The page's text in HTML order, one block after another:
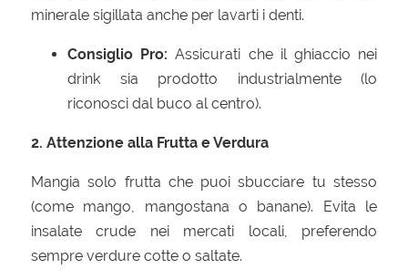
minerale sigillata anche per lavarti i denti.
Consiglio Pro: Assicurati che il ghiaccio nei
drink sia prodotto industrialmente (lo
riconosci dal buco al centro).
2. Attenzione alla Frutta e Verdura
Mangia solo frutta che puoi sbucciare tu stesso
(come mango, mangostana o banane). Evita le
insalate crude nei mercati locali, preferendo
sempre verdure cotte o saltate.